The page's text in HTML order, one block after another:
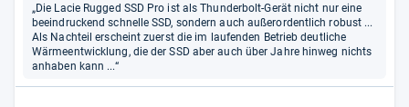
„Die Lacie Rugged SSD Pro ist als Thunderbolt-Gerät nicht nur eine
beeindruckend schnelle SSD, sondern auch außerordentlich robust ...
Als Nachteil erscheint zuerst die im laufenden Betrieb deutliche
Wärmeentwicklung, die der SSD aber auch über Jahre hinweg nichts
anhaben kann ...“